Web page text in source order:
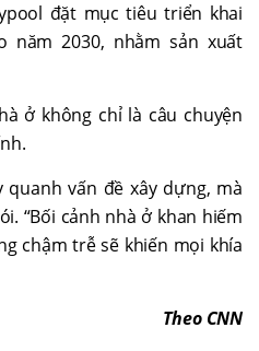
đặt mục tiêu triển khai
năm 2030, nhằm sản xuất
ở không chỉ là câu chuyện
vấn đề xây dựng, mà
“Bối cảnh nhà ở khan hiếm
chậm trễ sẽ khiến mọi khía
Theo CNN